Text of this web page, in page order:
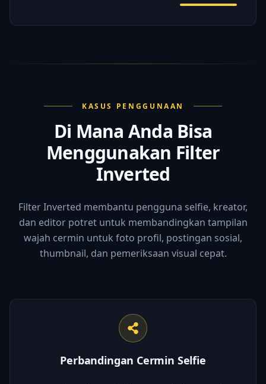
KASUS PENGGUNAAN
Di Mana Anda Bisa
Menggunakan Filter
Inverted
Filter Inverted membantu pengguna selfie, kreator,
dan editor potret untuk membandingkan tampilan
wajah cermin untuk foto profil, postingan sosial,
thumbnail, dan pemeriksaan visual cepat.
Perbandingan Cermin Selfie